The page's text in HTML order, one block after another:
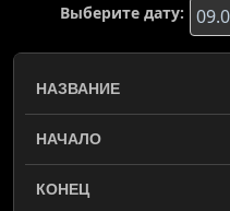
Выберите дату: